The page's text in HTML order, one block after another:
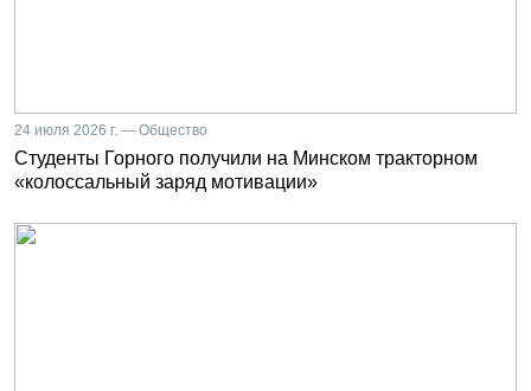
24 июля 2026 г. — Общество
Студенты Горного получили на Минском тракторном
«колоссальный заряд мотивации»